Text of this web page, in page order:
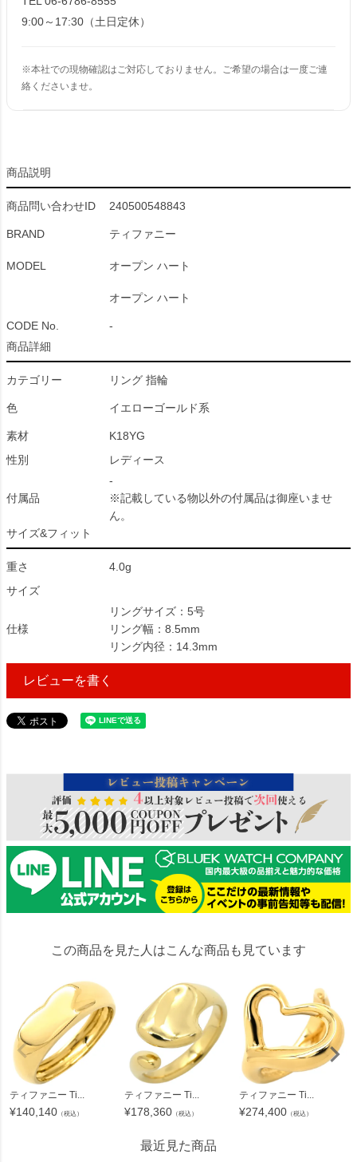
9:00～17:30（土日定休）
※本社での現物確認はご対応しておりません。ご希望の場合は一度ご連
絡くださいませ。
商品説明
商品問い合わせID 240500548843
BRAND ティファニー
MODEL オープン ハート
オープン ハート
CODE No.
-
商品詳細
カテゴリー リング 指輪
色 イエローゴールド系
素材
K18YG
性別
レディース
付属品
-
※記載している物以外の付属品は御座いませ
ん。
サイズ&フィット
重さ
4.0g
サイズ
仕様
リングサイズ：5号
リング幅：8.5mm
リング内径：14.3mm
レビューを書く
この商品を見た人はこんな商品も見ています
ティファニー Ti...
¥140,140 （税込）
ティファニー Ti...
¥178,360 （税込）
ティファニー Ti...
¥274,400 （税込）
最近見た商品